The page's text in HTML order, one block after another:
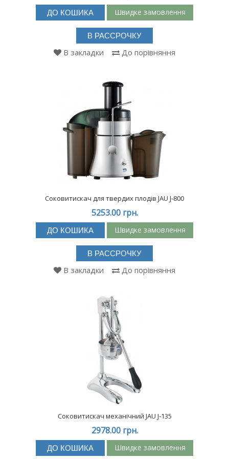
ДО КОШИКА Швидке замовлення
В РАССРОЧКУ
В закладки До порівняння
Соковитискач для твердих плодів JAU J-800
5253.00 грн.
ДО КОШИКА Швидке замовлення
В РАССРОЧКУ
В закладки До порівняння
Соковитискач механічний JAU J-135
2978.00 грн.
ДО КОШИКА Швидке замовлення